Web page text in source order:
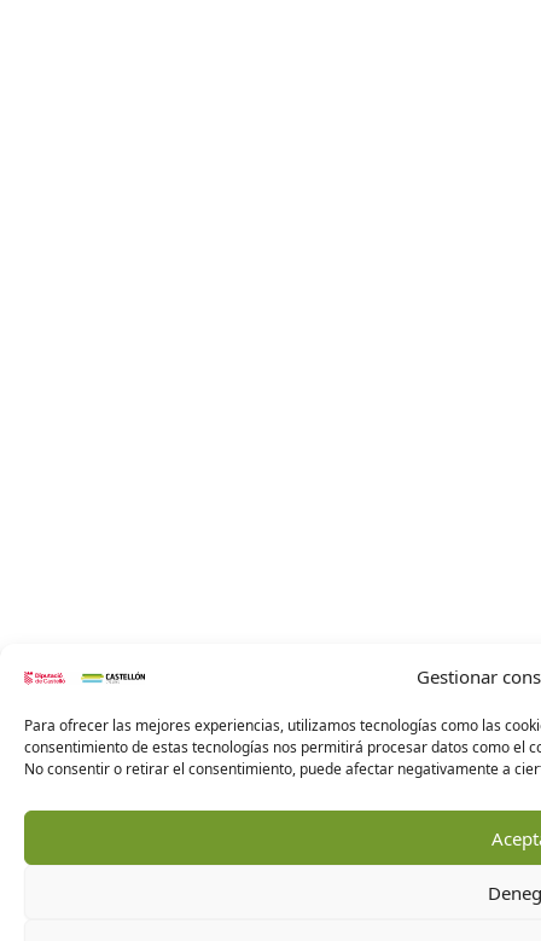
Gestionar
Para ofrecer las mejores experiencias, utilizamos tecnologías como las
consentimiento de estas tecnologías nos permitirá procesar datos como el
No consentir o retirar el consentimiento, puede afectar negativamente a